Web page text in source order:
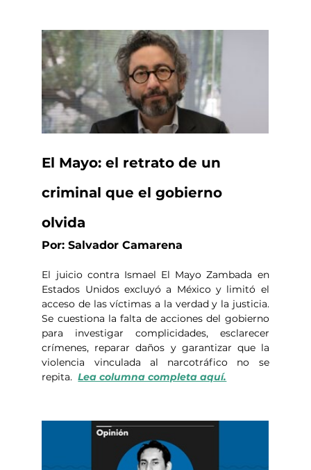
El Mayo: el retrato de un
criminal que el gobierno
olvida
Por: Salvador Camarena
El juicio contra Ismael El Mayo Zambada en
Estados Unidos excluyó a México y limitó el
acceso de las víctimas a la verdad y la justicia.
Se cuestiona la falta de acciones del gobierno
para investigar complicidades, esclarecer
crímenes, reparar daños y garantizar que la
violencia vinculada al narcotráfico no se
repita. Lea columna completa aquí.